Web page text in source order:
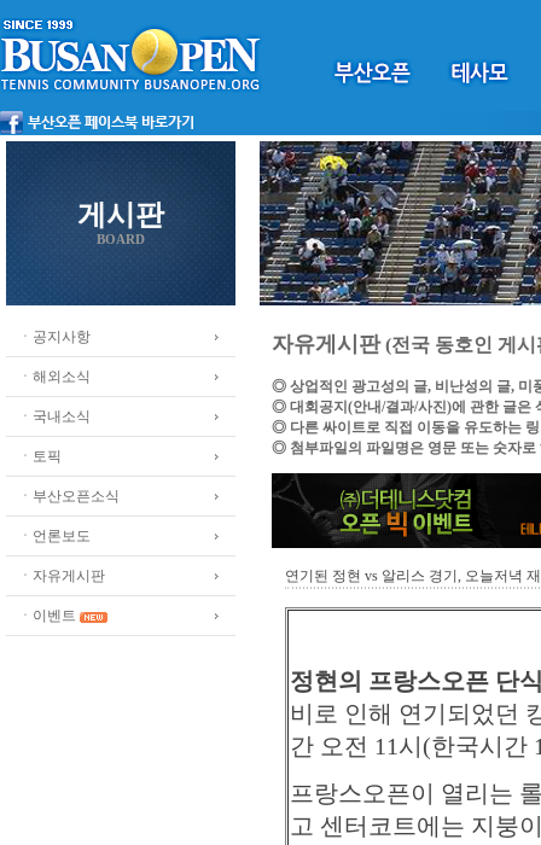
게시판
BOARD
ㆍ공지사항
ㆍ해외소식
ㆍ국내소식
ㆍ토픽
ㆍ부산오픈소식
ㆍ언론보도
ㆍ자유게시판
ㆍ이벤트
자유게시판(전국 동호인 게시
◎ 상업적인 광고성의 글, 비난성의 글, 미
◎ 대회공지(안내/결과/사진)에 관한 글은
◎ 다른 싸이트로 직접 이동을 유도하는
◎ 첨부파일의 파일명은 영문 또는 숫자로
연기된 정현 vs 알리스 경기, 오늘저녁
정현의 프랑스오픈 단
비로 인해 연기되었던
간 오전 11시(한국시간
프랑스오픈이 열리는
고 센터코트에는 지붕